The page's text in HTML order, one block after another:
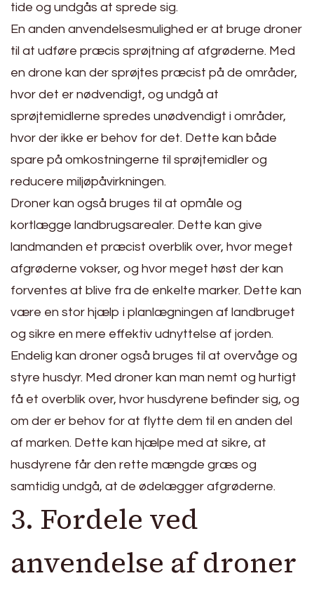
tide og undgås at sprede sig.
En anden anvendelsesmulighed er at bruge droner
til at udføre præcis sprøjtning af afgrøderne. Med
en drone kan der sprøjtes præcist på de områder,
hvor det er nødvendigt, og undgå at
sprøjtemidlerne spredes unødvendigt i områder,
hvor der ikke er behov for det. Dette kan både
spare på omkostningerne til sprøjtemidler og
reducere miljøpåvirkningen.
Droner kan også bruges til at opmåle og
kortlægge landbrugsarealer. Dette kan give
landmanden et præcist overblik over, hvor meget
afgrøderne vokser, og hvor meget høst der kan
forventes at blive fra de enkelte marker. Dette kan
være en stor hjælp i planlægningen af landbruget
og sikre en mere effektiv udnyttelse af jorden.
Endelig kan droner også bruges til at overvåge og
styre husdyr. Med droner kan man nemt og hurtigt
få et overblik over, hvor husdyrene befinder sig, og
om der er behov for at flytte dem til en anden del
af marken. Dette kan hjælpe med at sikre, at
husdyrene får den rette mængde græs og
samtidig undgå, at de ødelægger afgrøderne.
3. Fordele ved
anvendelse af droner